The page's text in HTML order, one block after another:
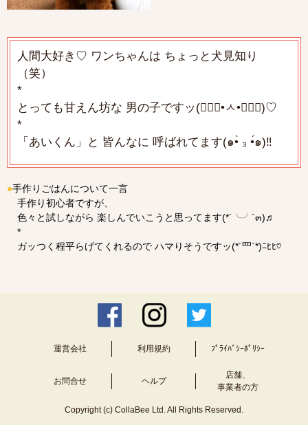
人間大好き♡ ワンちゃんは ちょっと犬見知り
（笑）
*
とっても甘えん坊な 男の子ですッ(๑⃙⃘•ㅅ•๑⃙⃘)♡
*
「あいくん」と 皆んなに 呼ばれてます(๑•̀ ₃ •́๑)‼
●手作りごはんについて一言
手作り初心者ですが、
色々と試しながら 楽しんでいこうと思ってます(*´╰╯`๓)♬
*
ガッつく程平らげてくれるので ハマりそうですッ(*´罒`*)ﾆﾋﾋ♡
運営会社 利用規約 ﾌﾟﾗｲﾊﾞｼｰﾎﾟﾘｼｰ
お問合せ ヘルプ
店舗、
事業者の方
Copyright (c) CollaBee Ltd. All Rights Reserved.